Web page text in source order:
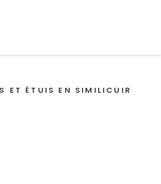
ET ÉTUIS EN SIMILICUIR